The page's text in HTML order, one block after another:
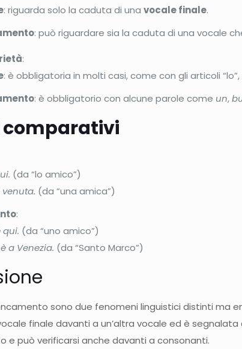
: riguarda solo la caduta di unavocale finale.
: può riguardare sia la caduta di una vocale
:
: è obbligatoria in molti casi, come con gli articoli “lo”,
: è obbligatorio con alcune parole come un,
comparativi
(da “lo amico”)
venuta. (da “una amica”)
:
qui. (da “uno amico”)
a Venezia. (da “Santo Marco”)
sono due fenomeni linguistici distinti ma
finale davanti a un’altra vocale ed è
e può verificarsi anche davanti a consonanti.